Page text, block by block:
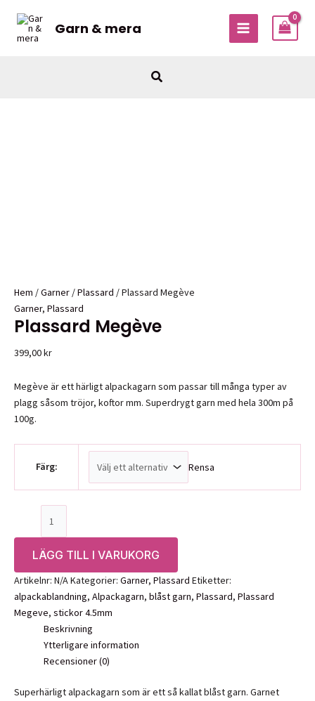
innehåll
Garn & mera
MAIN
Sök
Hem /Garner /Plassard / Plassard Megève
Garner, Plassard
Plassard Megève
399,00kr
Megève är ett härligt alpackagarn som passar till många typer av
plagg såsom tröjor, koftor mm. Superdrygt garn med hela 300m på
100g.
Färg: Rensa
LÄGG TILL I VARUKORG
Artikelnr: N/AKategorier: Garner, Plassard Etiketter:
alpackablandning, Alpackagarn, blåst garn, Plassard, Plassard
Megeve, stickor 4.5mm
Beskrivning
Ytterligare information
Recensioner (0)
Superhärligt alpackagarn som är ett så kallat blåst garn. Garnet